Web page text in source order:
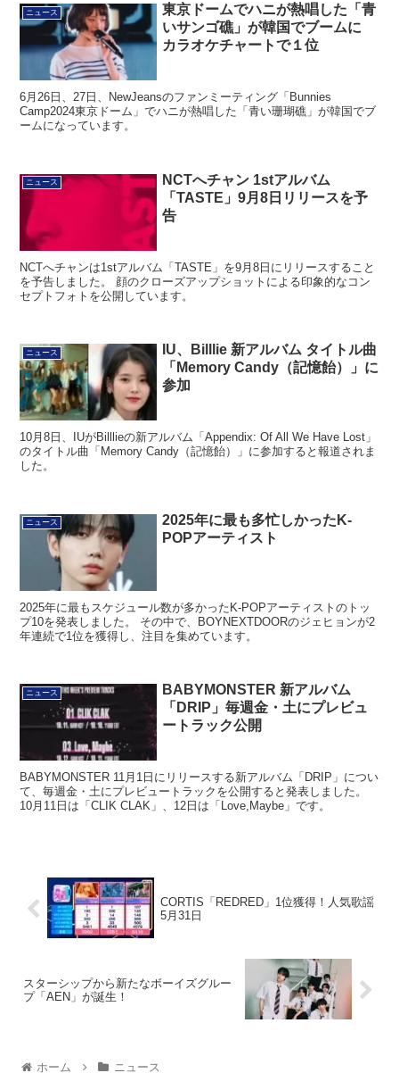
ニュース
東京ドームでハニが熱唱した「青
いサンゴ礁」が韓国でブームに
カラオケチャートで１位
6月26日、27日、NewJeansのファンミーティング「Bunnies
Camp2024東京ドーム」でハニが熱唱した「青い珊瑚礁」が韓国でブ
ームになっています。
ニュース
NCTへチャン 1stアルバム
「TASTE」9月8日リリースを予
告
NCTへチャンは1stアルバム「TASTE」を9月8日にリリースすること
を予告しました。 顔のクローズアップショットによる印象的なコン
セプトフォトを公開しています。
ニュース
IU、Billlie 新アルバム タイトル曲
「Memory Candy（記憶飴）」に
参加
10月8日、IUがBilllieの新アルバム「Appendix: Of All We Have Lost」
のタイトル曲「Memory Candy（記憶飴）」に参加すると報道されま
した。
ニュース
2025年に最も多忙しかったK-
POPアーティスト
2025年に最もスケジュール数が多かったK-POPアーティストのトッ
プ10を発表しました。 その中で、BOYNEXTDOORのジェヒョンが2
年連続で1位を獲得し、注目を集めています。
ニュース
BABYMONSTER 新アルバム
「DRIP」毎週金・土にプレビュ
ートラック公開
BABYMONSTER 11月1日にリリースする新アルバム「DRIP」につい
て、毎週金・土にプレビュートラックを公開すると発表しました。
10月11日は「CLIK CLAK」、12日は「Love,Maybe」です。
CORTIS「REDRED」1位獲得！人気歌謡
5月31日
スターシップから新たなボーイズグルー
プ「AEN」が誕生！
ホーム ニュース